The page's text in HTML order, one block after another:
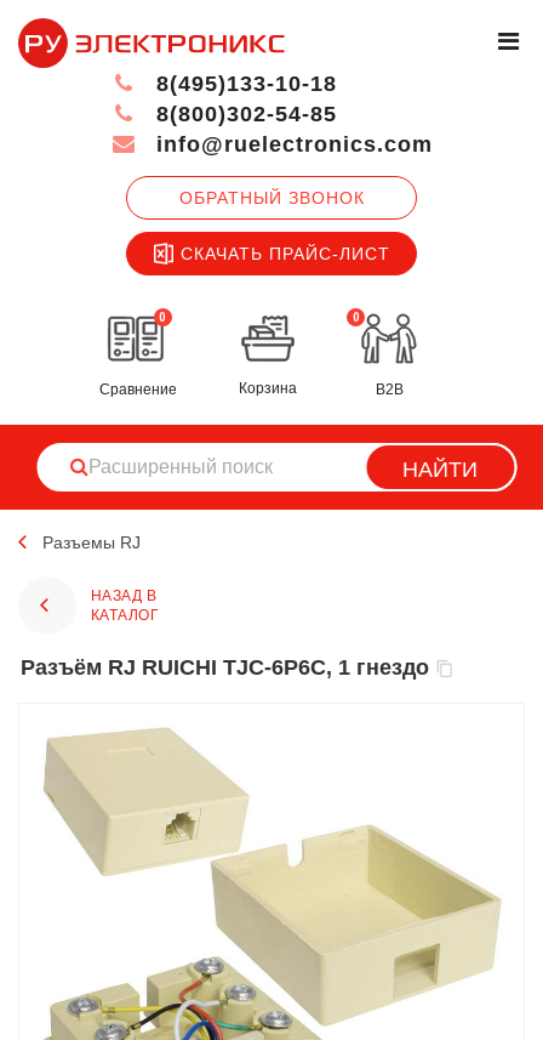
ОБРАТНЫЙ ЗВОНОК
СКАЧАТЬ ПРАЙС-ЛИСТ
8(495)133-10-18
8(800)302-54-85
info@ruelectronics.com
0
Сравнение
0
Корзина B2B
НАЙТИ
Разъемы RJ
НАЗАД В
КАТАЛОГ
Разъём RJ RUICHI TJC-6P6C, 1 гнездо